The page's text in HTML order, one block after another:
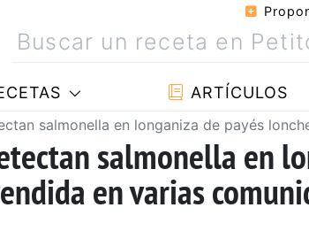
ARTÍCULOS
salmonella en longaniza de payés
salmonella en
en varias